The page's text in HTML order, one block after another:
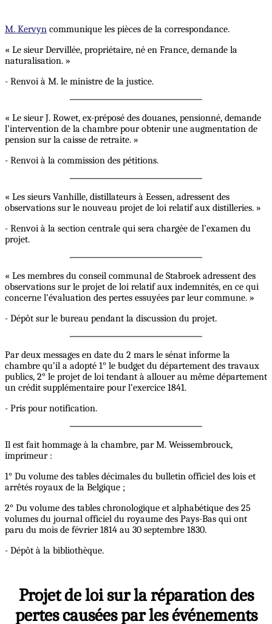
M. Kervyn communique les pièces de la correspondance.
« Le sieur Dervillée, propriétaire, né en France, demande la
naturalisation. »
- Renvoi à M. le ministre de la justice.
« Le sieur J. Rowet, ex-préposé des douanes, pensionné, demande
l’intervention de la chambre pour obtenir une augmentation de
pension sur la caisse de retraite. »
- Renvoi à la commission des pétitions.
« Les sieurs Vanhille, distillateurs à Eessen, adressent des
observations sur le nouveau projet de loi relatif aux distilleries. »
- Renvoi à la section centrale qui sera chargée de l’examen du
projet.
« Les membres du conseil communal de Stabroek adressent des
observations sur le projet de loi relatif aux indemnités, en ce qui
concerne l’évaluation des pertes essuyées par leur commune. »
- Dépôt sur le bureau pendant la discussion du projet.
Par deux messages en date du 2 mars le sénat informe la
chambre qu’il a adopté 1° le budget du département des travaux
publics, 2° le projet de loi tendant à allouer au même département
un crédit supplémentaire pour l’exercice 1841.
- Pris pour notification.
Il est fait hommage à la chambre, par M. Weissembrouck,
imprimeur :
1° Du volume des tables décimales du bulletin officiel des lois et
arrêtés royaux de la Belgique ;
2° Du volume des tables chronologique et alphabétique des 25
volumes du journal officiel du royaume des Pays-Bas qui ont
paru du mois de février 1814 au 30 septembre 1830.
- Dépôt à la bibliothèque.
Projet de loi sur la réparation des
pertes causées par les événements